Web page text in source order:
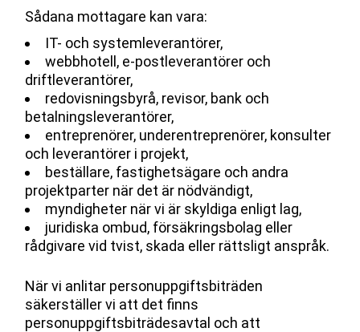
Sådana mottagare kan vara:
IT- och systemleverantörer,
webbhotell, e-postleverantörer och
driftleverantörer,
redovisningsbyrå, revisor, bank och
betalningsleverantörer,
entreprenörer, underentreprenörer, konsulter
och leverantörer i projekt,
beställare, fastighetsägare och andra
projektparter när det är nödvändigt,
myndigheter när vi är skyldiga enligt lag,
juridiska ombud, försäkringsbolag eller
rådgivare vid tvist, skada eller rättsligt anspråk.
När vi anlitar personuppgiftsbiträden
säkerställer vi att det finns
personuppgiftsbiträdesavtal och att